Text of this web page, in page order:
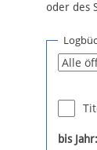
oder des
bis Jahr: